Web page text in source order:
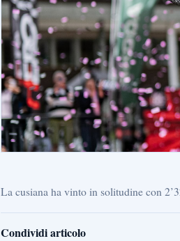
La cusiana ha vinto in solitudine con
Condividi articolo